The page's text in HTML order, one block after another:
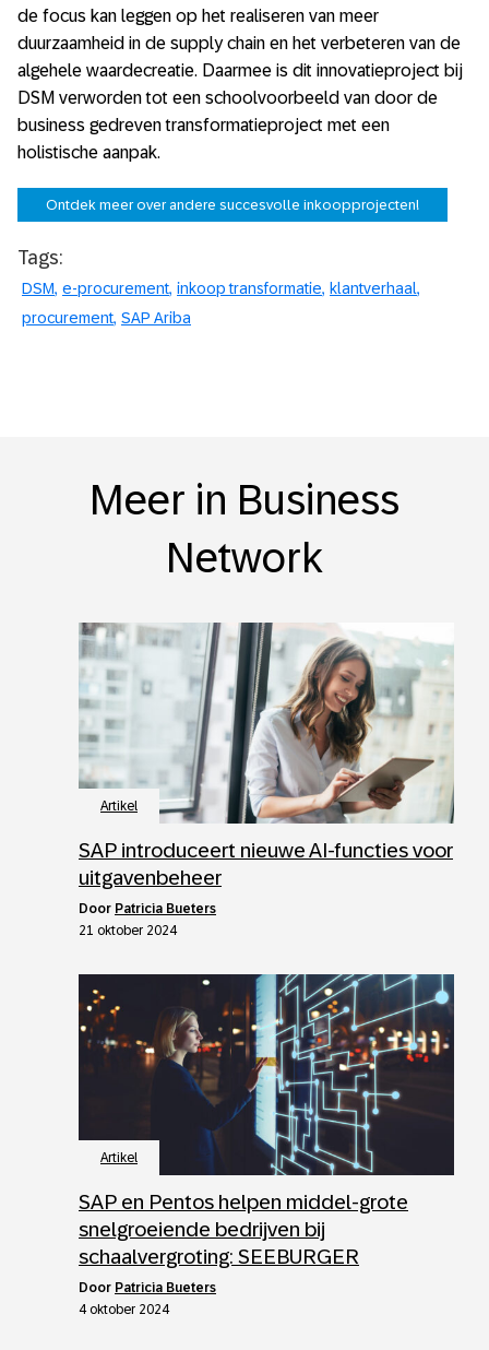
de focus kan leggen op het realiseren van meer
duurzaamheid in de supply chain en het verbeteren van de
algehele waardecreatie. Daarmee is dit innovatieproject bij
DSM verworden tot een schoolvoorbeeld van door de
business gedreven transformatieproject met een
holistische aanpak.
Ontdek meer over andere succesvolle inkoopprojecten!
Tags:
DSM e-procurement inkoop transformatie
klantverhaal
procurement SAP Ariba
Meer in Business
Network
Artikel
SAP introduceert nieuwe AI-functies voor
uitgavenbeheer
door Patricia Bueters
21 oktober 2024
Artikel
SAP en Pentos helpen middel-grote
snelgroeiende bedrijven bij
schaalvergroting: SEEBURGER
door Patricia Bueters
4 oktober 2024